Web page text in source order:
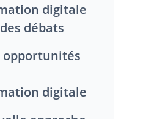
digitale
débats
opportunités
digitale